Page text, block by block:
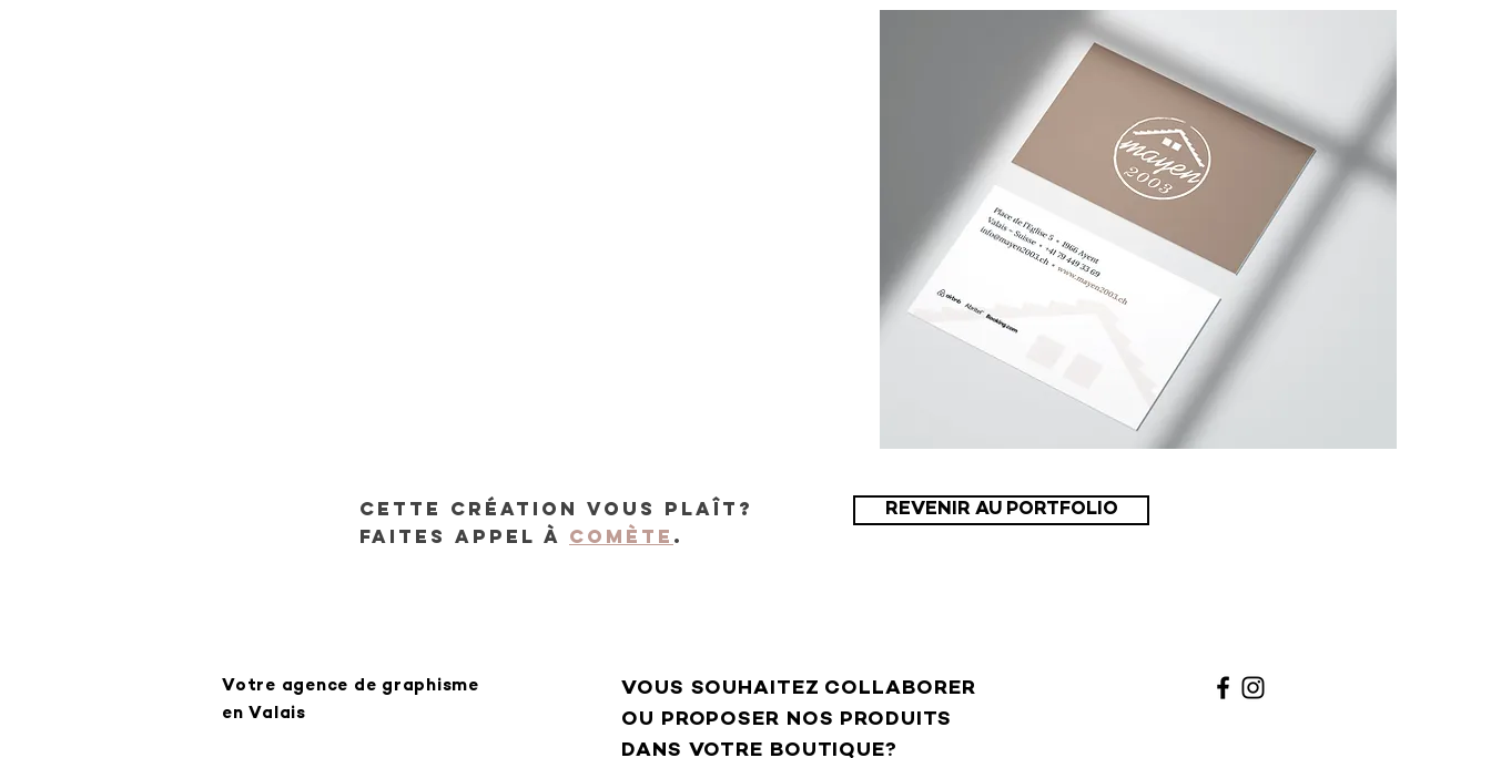
Cette création vous plaît?
Faites appel à Comète .
REVENIR AU PORTFOLIO
Votre agence de graphisme
en Valais
VOUS SOUHAITEZ COLLABORER
OU PROPOSER NOS PRODUITS
DANS VOTRE BOUTIQUE?